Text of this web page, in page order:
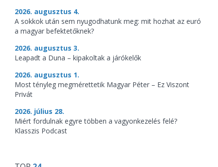
2026. augusztus 4.
A sokkok után sem nyugodhatunk meg: mit hozhat az euró
a magyar befektetőknek?
2026. augusztus 3.
Leapadt a Duna – kipakoltak a járókelők
2026. augusztus 1.
Most tényleg megmérettetik Magyar Péter – Ez Viszont
Privát
2026. július 28.
Miért fordulnak egyre többen a vagyonkezelés felé?
Klasszis Podcast